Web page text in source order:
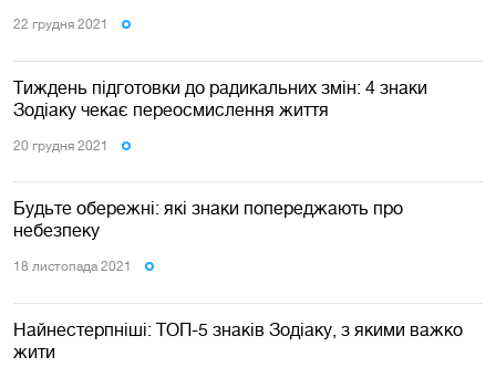
22 грудня 2021
Тиждень підготовки до радикальних змін: 4 знаки
Зодіаку чекає переосмислення життя
20 грудня 2021
Будьте обережні: які знаки попереджають про
небезпеку
18 листопада 2021
Найнестерпніші: ТОП-5 знаків Зодіаку, з якими важко
жити